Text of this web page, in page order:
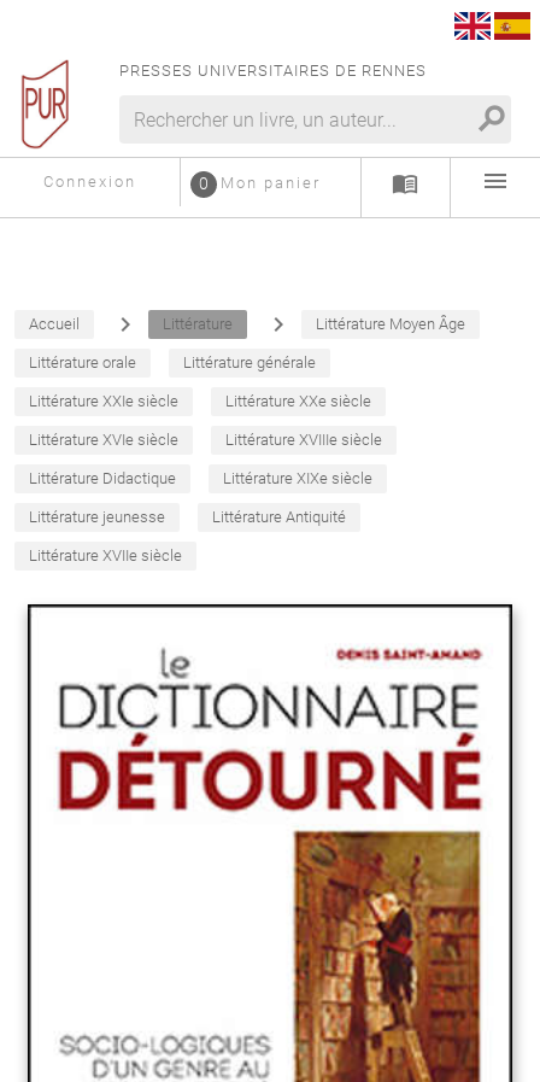
PRESSES UNIVERSITAIRES DE RENNES
search
Connexion Mon panier
0 menu_book menu
Accueil navigate_next Littérature navigate_next Littérature Moyen Âge
Littérature orale Littérature générale
Littérature XXIe siècle Littérature XXe siècle
Littérature XVIe siècle Littérature XVIIIe siècle
Littérature Didactique Littérature XIXe siècle
Littérature jeunesse Littérature Antiquité
Littérature XVIIe siècle